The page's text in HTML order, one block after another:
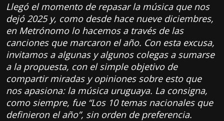
Llegó el momento de repasar la música que nos
dejó 2025 y, como desde hace nueve diciembres,
en Metrónomo lo hacemos a través de las
canciones que marcaron el año. Con esta excusa,
invitamos a algunas y algunos colegas a sumarse
a la propuesta, con el simple objetivo de
compartir miradas y opiniones sobre esto que
nos apasiona: la música uruguaya. La consigna,
como siempre, fue “Los 10 temas nacionales que
definieron el año”, sin orden de preferencia.